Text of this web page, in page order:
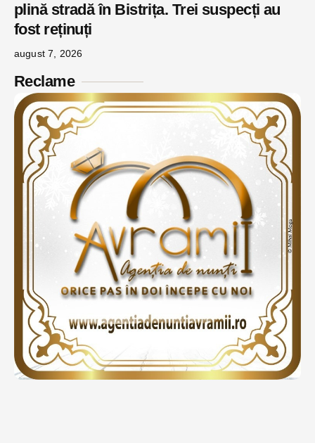
plină stradă în Bistrița. Trei suspecți au
fost reținuți
august 7, 2026
Reclame